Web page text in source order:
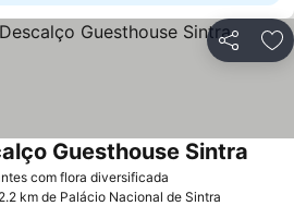
Partilhar
com flora diversificada
Guesthouse Sintra
km de Palácio Nacional de Sintra